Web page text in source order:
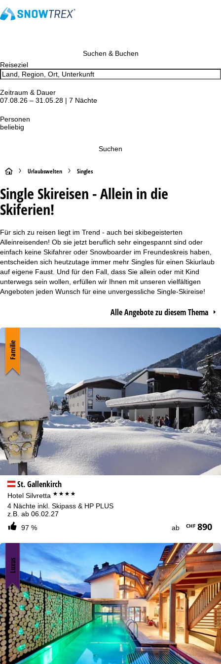
Cookie-Hinweis
Für ein optimales Webangebot erheben wir mit Hilfe von Cookies
Nutzungsinformationen, die wir, die TravelTrex GmbH, auch mit
unseren Partnern teilen. Auf Basis Ihrer Aktivitäten werden dabei
Nutzungsprofile anhand von Endgeräte- und
Browserinformationen erstellt. Diese Nutzungsprofile dienen der
statistischen Analyse, individuellen Produktempfehlung,
individualisierten Werbung und Reichweitenmessung. Dafür
benötigen wir Ihre Zustimmung (jederzeit widerrufbar), die auch
Suchen & Buchen
Reiseziel
Zeitraum & Dauer
07.08.26 – 31.05.28 | 7 Nächte
Personen
beliebig
Suchen
S
t
a
r
t
s
e
e
Urlaubswelten Singles
Single Skireisen - Allein in die
Skiferien!
Für sich zu reisen liegt im Trend - auch bei skibegeisterten
Alleinreisenden! Ob sie jetzt beruflich sehr eingespannt sind oder
einfach keine Skifahrer oder Snowboarder im Freundeskreis haben,
entscheiden sich heutzutage immer mehr Singles für einen Skiurlaub
auf eigene Faust. Und für den Fall, dass Sie allein oder mit Kind
unterwegs sein wollen, erfüllen wir Ihnen mit unseren vielfältigen
Angeboten jeden Wunsch für eine unvergessliche Single-Skireise!
Alle Angebote zu diesem Thema
St. Gallenkirch
Hotel Silvretta ****
4 Nächte inkl. Skipass & HP PLUS
z.B. ab 06.02.27
97 %
ab CHF890
Familie
Luxus